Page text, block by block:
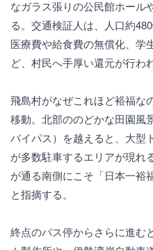
なガラス張りの公民館ホール
る。交通検証人は、人口約
医療費や給食費の無償化、学
ど、村民へ手厚い還元が行わ
飛島村がなぜこれほど裕福な
移動。北部ののどかな田園風
バイパス）を越えると、大型
が多数駐車するエリアが現れ
が通る南側にこそ「日本一裕
と指摘する。
終点のバス停からさらに進む